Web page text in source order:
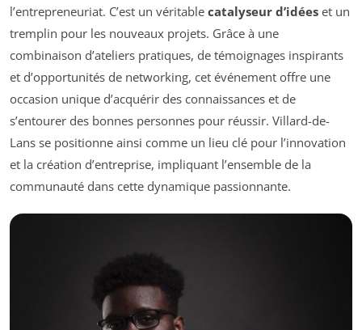
l’entrepreneuriat. C’est un véritable catalyseur d’idées et un
tremplin pour les nouveaux projets. Grâce à une
combinaison d’ateliers pratiques, de témoignages inspirants
et d’opportunités de networking, cet événement offre une
occasion unique d’acquérir des connaissances et de
s’entourer des bonnes personnes pour réussir. Villard-de-
Lans se positionne ainsi comme un lieu clé pour l’innovation
et la création d’entreprise, impliquant l’ensemble de la
communauté dans cette dynamique passionnante.